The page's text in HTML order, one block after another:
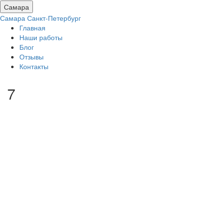
Самара
Самара Санкт-Петербург
Главная
Наши работы
Блог
Отзывы
Контакты
7